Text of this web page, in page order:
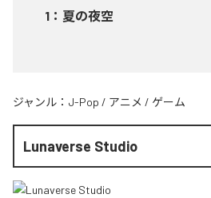
1 ： 夏の夜空
ジャンル： J-Pop / アニメ / ゲーム
Lunaverse Studio